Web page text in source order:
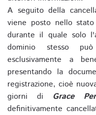
A seguito della
viene posto nello
durante il quale solo
dominio stesso
esclusivamente a
presentando la
registrazione, cioè
giorni di Grace
definitivamente